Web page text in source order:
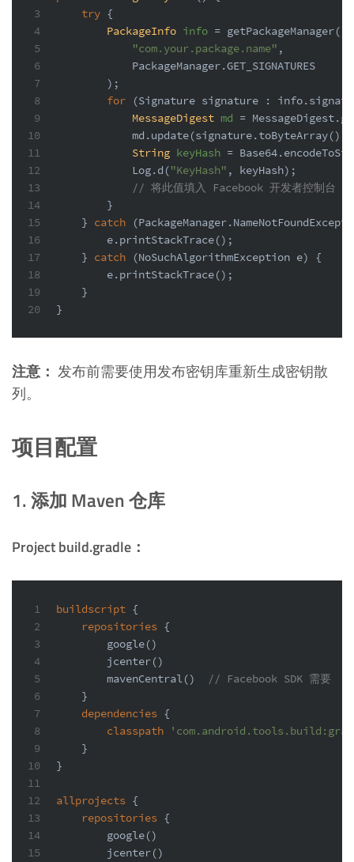
3
4
5
6
7
8
9
10
11
12
13
14
15
16
17
18
19
20
try {
PackageInfo info =
"com.your.package.name" ,
            PackageManager.GET_SIGNATURES
        );
for (Signature signature :
MessageDigest md =
            md.update(signature.toByteArray());
String keyHash =
            Log.d(
"KeyHash" , keyHash);
// 将此值填入 Facebook 开发者控制台
        }
    }
catch
        e.printStackTrace();
    }
catch (NoSuchAlgorithmException e) {
        e.printStackTrace();
    }
}
注意： 发布前需要使用发布密钥库重新生成密钥散
列。
项目配置
1. 添加 Maven 仓库
Project build.gradle：
1
2
3
4
5
6
7
8
9
10
11
12
13
14
15
buildscript {
repositories {
        google()
        jcenter()
        mavenCentral()
// Facebook SDK 需要
    }
dependencies {
classpath
    }
}
allprojects {
repositories {
        google()
        jcenter()